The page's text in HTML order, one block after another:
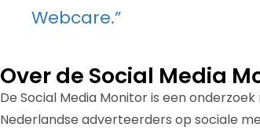
Webcare.”
Over de Social Media
De Social Media Monitor is een
Nederlandse adverteerders op sociale